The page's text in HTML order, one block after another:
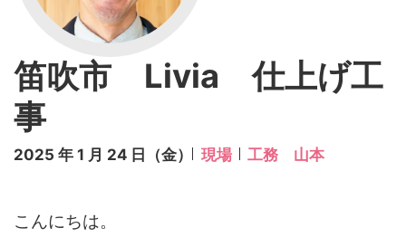
笛吹市 Livia 仕上げ工
事
2025 年 1 月 24 日（金） 現場 工務 山本
こんにちは。